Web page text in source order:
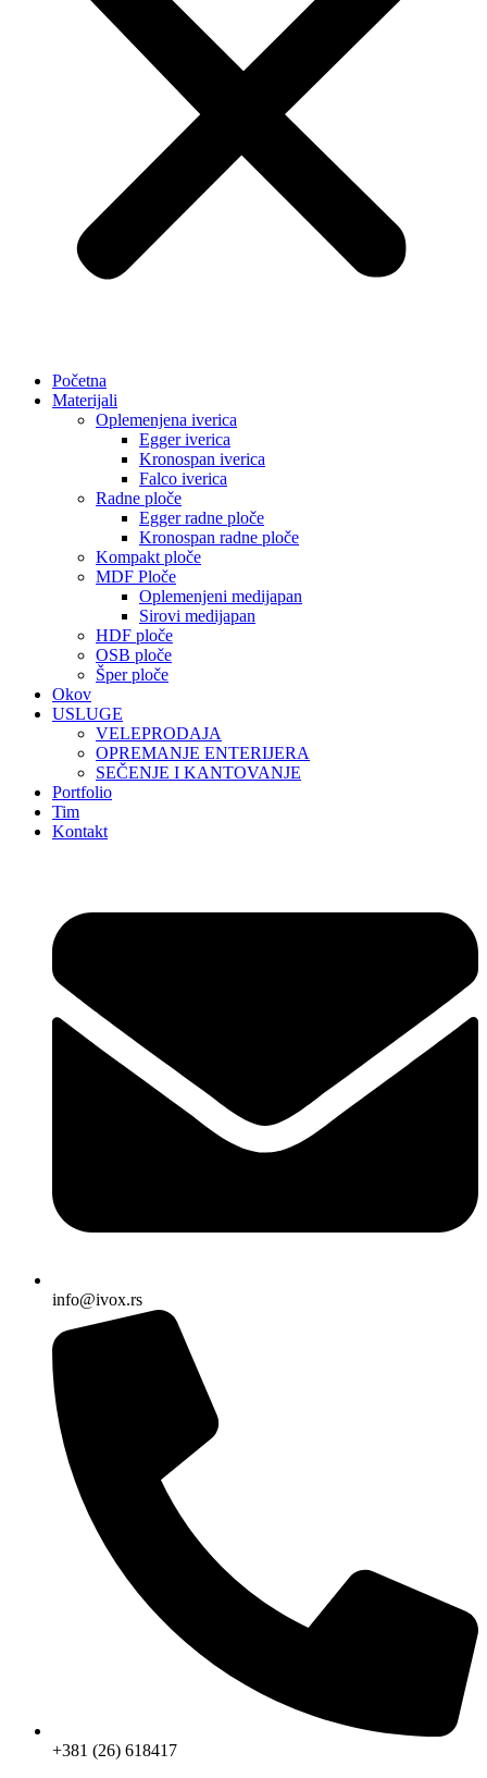
Početna
Materijali
Oplemenjena iverica
Egger iverica
Kronospan iverica
Falco iverica
Radne ploče
Egger radne ploče
Kronospan radne ploče
Kompakt ploče
MDF Ploče
Oplemenjeni medijapan
Sirovi medijapan
HDF ploče
OSB ploče
Šper ploče
Okov
USLUGE
VELEPRODAJA
OPREMANJE ENTERIJERA
SEČENJE I KANTOVANJE
Portfolio
Tim
Kontakt
info@ivox.rs
+381 (26) 618417